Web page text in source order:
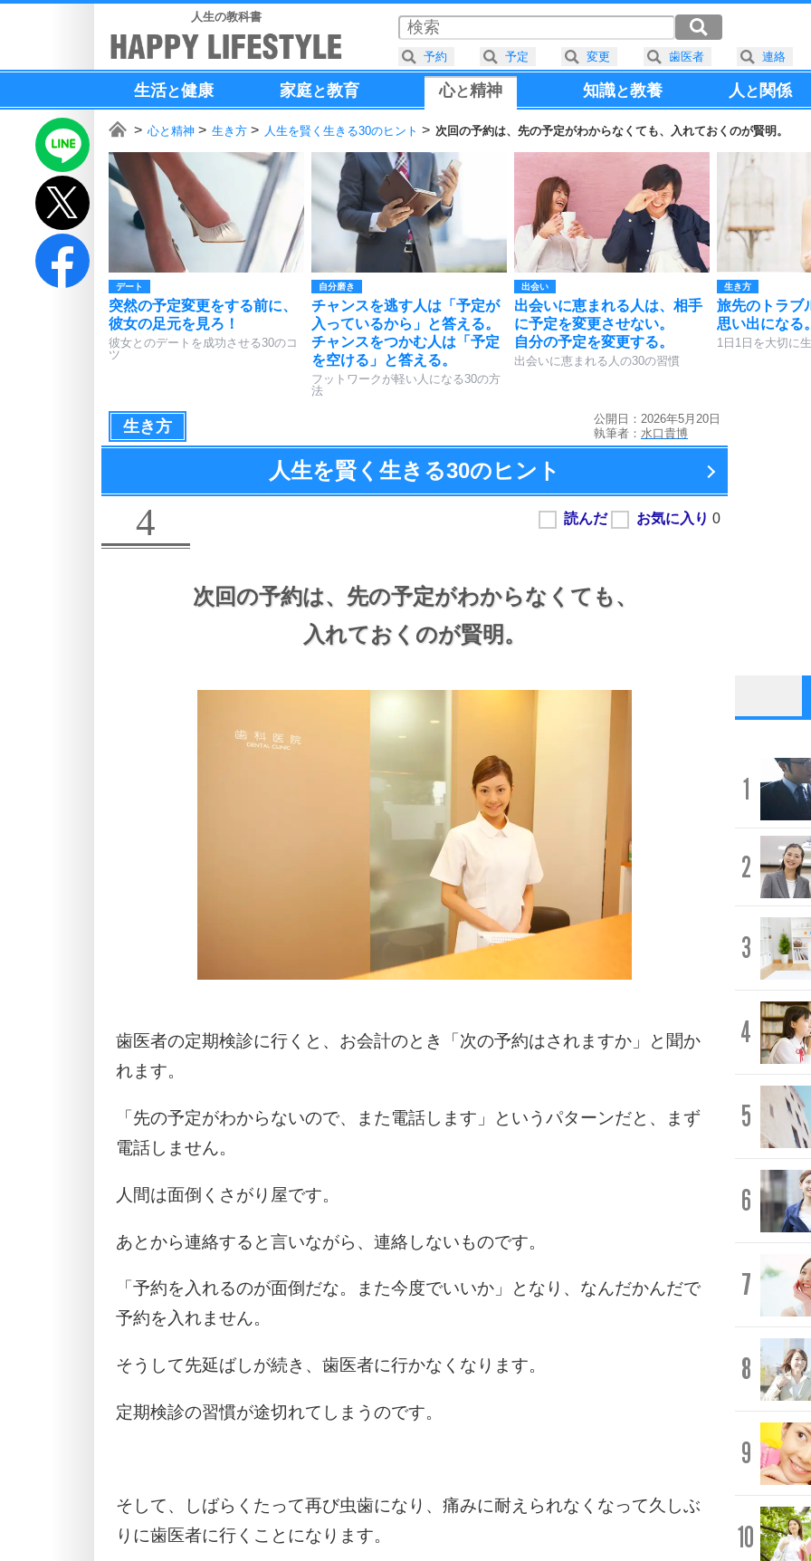
人生の教科書
生活と健康 家庭と教育 心と精神 知識と教養 人と 関係
心と精神 生き方 人生を賢く生きる30のヒント 次回の予約は、先の予定がわからなくても、入れておくのが賢明。
デート
突然の予定変更をする前に、
彼女の足元を見ろ！
彼女とのデートを成功させる30のコ
ツ
自分磨き
チャンスを逃す人は「予定が
入っているから」と答える。
チャンスをつかむ人は「予定
を空ける」と答える。
フットワークが軽い人になる30の方
法
出会い
出会いに恵まれる人は、相手
に予定を変更させない。
自分の予定を変更する。
出会いに恵まれる人の30の習慣
生き方
旅先のトラブ
思い出になる。
1日1日を大切に
生き方
公開日：2026年5月20日
執筆者： 水口貴博
人生を賢く生きる30のヒント
4
次回の予約は、 先の予定がわからなくても、
入れておくのが賢明。
歯医者の定期検診に行くと、お会計のとき「次の予約はされますか」と聞か
れます。
「先の予定がわからないので、また電話します」というパターンだと、まず
電話しません。
人間は面倒くさがり屋です。
あとから連絡すると言いながら、連絡しないものです。
「予約を入れるのが面倒だな。また今度でいいか」となり、なんだかんだで
予約を入れません。
そうして先延ばしが続き、歯医者に行かなくなります。
定期検診の習慣が途切れてしまうのです。
そして、しばらくたって再び虫歯になり、痛みに耐えられなくなって久しぶ
りに歯医者に行くことになります。
1
2
3
4
5
6
7
8
9
10
予約 予定 変更 歯医者 連絡